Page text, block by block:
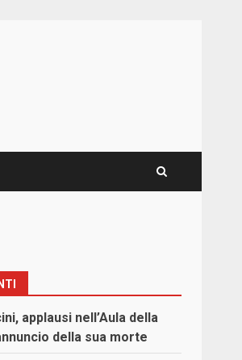
applausi nell’Aula della
della sua morte